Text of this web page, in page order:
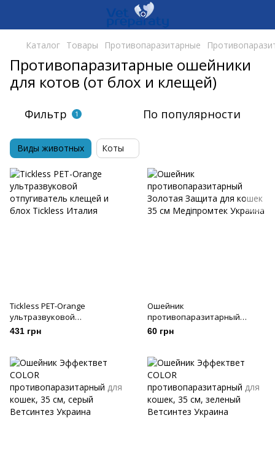
Каталог Товары Противопаразитарные
Противопаразитарные ошейники
для котов (от блох и клещей)
Фильтр 1 По популярности
Виды животных Коты
Tickless PET-Orange
ультразвуковой
отпугиватель клещей и блох
431 грн
Ошейник
противопаразитарный
Золотая Защита для кошек 35
60 грн